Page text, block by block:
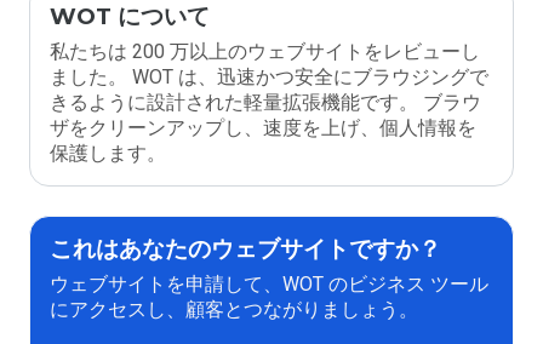
WOT について
私たちは 200 万以上のウェブサイトをレビューし
ました。 WOT は、迅速かつ安全にブラウジングで
きるように設計された軽量拡張機能です。 ブラウ
ザをクリーンアップし、速度を上げ、個人情報を
保護します。
これはあなたのウェブサイトですか？
ウェブサイトを申請して、WOT のビジネス ツール
にアクセスし、顧客とつながりましょう。